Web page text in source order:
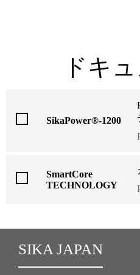
ドキ
SikaPower®-1200
SmartCore
TECHNOLOGY
SIKA JAPAN